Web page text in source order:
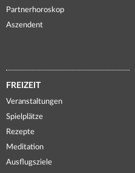
Partnerhoroskop
Aszendent
FREIZEIT
Veranstaltungen
Spielplätze
Rezepte
Meditation
Ausflugsziele